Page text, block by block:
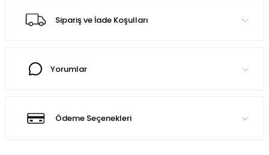
Sipariş ve İade Koşulları
Yorumlar
Ödeme Seçenekleri